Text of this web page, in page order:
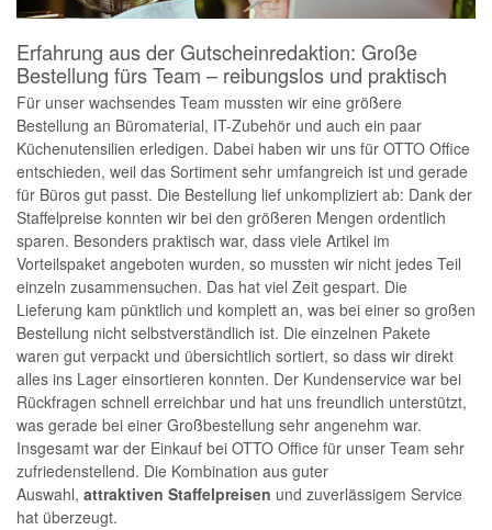
Erfahrung aus der Gutscheinredaktion: Große
Bestellung fürs Team – reibungslos und praktisch
Für unser wachsendes Team mussten wir eine größere
Bestellung an Büromaterial, IT-Zubehör und auch ein paar
Küchenutensilien erledigen. Dabei haben wir uns für OTTO Office
entschieden, weil das Sortiment sehr umfangreich ist und gerade
für Büros gut passt. Die Bestellung lief unkompliziert ab: Dank der
Staffelpreise konnten wir bei den größeren Mengen ordentlich
sparen. Besonders praktisch war, dass viele Artikel im
Vorteilspaket angeboten wurden, so mussten wir nicht jedes Teil
einzeln zusammensuchen. Das hat viel Zeit gespart. Die
Lieferung kam pünktlich und komplett an, was bei einer so großen
Bestellung nicht selbstverständlich ist. Die einzelnen Pakete
waren gut verpackt und übersichtlich sortiert, so dass wir direkt
alles ins Lager einsortieren konnten. Der Kundenservice war bei
Rückfragen schnell erreichbar und hat uns freundlich unterstützt,
was gerade bei einer Großbestellung sehr angenehm war.
Insgesamt war der Einkauf bei OTTO Office für unser Team sehr
zufriedenstellend. Die Kombination aus guter
Auswahl, attraktiven Staffelpreisen und zuverlässigem Service
hat überzeugt.